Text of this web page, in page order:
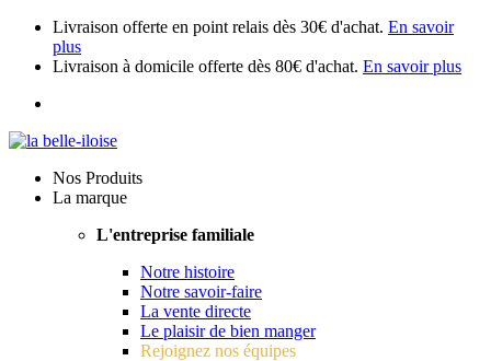
Livraison offerte en point relais dès 30€ d'achat. En savoir
plus
Livraison à domicile offerte dès 80€ d'achat. En savoir plus
Nos Produits
La marque
L'entreprise familiale
Notre histoire
Notre savoir-faire
La vente directe
Le plaisir de bien manger
Rejoignez nos équipes